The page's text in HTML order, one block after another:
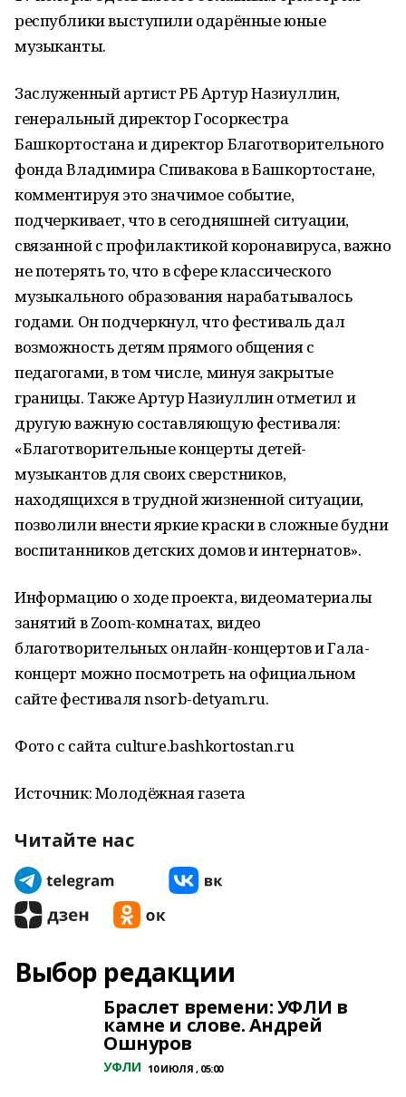
республики выступили одарённые юные
музыканты.
Заслуженный артист РБ Артур Назиуллин,
генеральный директор Госоркестра
Башкортостана и директор Благотворительного
фонда Владимира Спивакова в Башкортостане,
комментируя это значимое событие,
подчеркивает, что в сегодняшней ситуации,
связанной с профилактикой коронавируса, важно
не потерять то, что в сфере классического
музыкального образования нарабатывалось
годами. Он подчеркнул, что фестиваль дал
возможность детям прямого общения с
педагогами, в том числе, минуя закрытые
границы. Также Артур Назиуллин отметил и
другую важную составляющую фестиваля:
«Благотворительные концерты детей-
музыкантов для своих сверстников,
находящихся в трудной жизненной ситуации,
позволили внести яркие краски в сложные будни
воспитанников детских домов и интернатов».
Информацию о ходе проекта, видеоматериалы
занятий в Zoom-комнатах, видео
благотворительных онлайн-концертов и Гала-
концерт можно посмотреть на официальном
сайте фестиваля nsorb-detyam.ru.
Фото с сайта culture.bashkortostan.ru
Источник: Молодёжная газета
Читайте нас
Выбор редакции
Браслет времени: УФЛИ в
камне и слове. Андрей
Ошнуров
УФЛИ 10 ИЮЛЯ , 05:00